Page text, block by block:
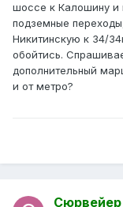
шоссе к Калошину и
подземные
Никитинскую к 34/
обойтись.
дополнительный
и от метро?
Сюрвейер